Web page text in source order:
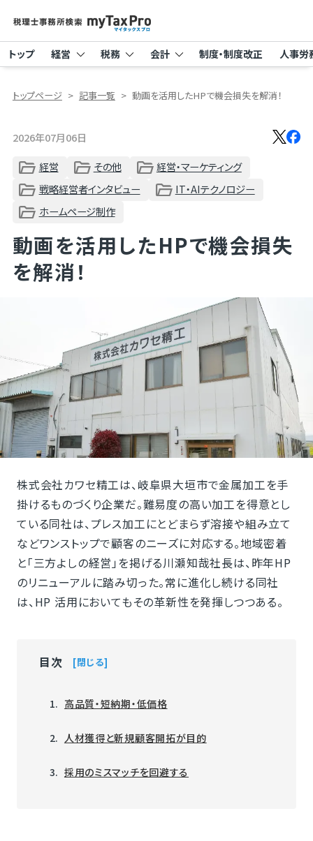
トップ 経営 税務 会計 制度・制度改正 人事労
トップページ 記事一覧 動画を活用したHPで機会損失を解消！
2026年07月06日
経営
その他
経営・マーケティング
戦略経営者インタビュー
IT・AIテクノロジー
ホームページ制作
動画を活用したHPで機会損失
を解消！
株式会社カワセ精工は、岐阜県大垣市で金属加工を手
掛けるものづくり企業だ。難易度の高い加工を得意とし
ている同社は、プレス加工にとどまらず溶接や組み立て
などワンストップで顧客のニーズに対応する。地域密着
と「三方よしの経営」を掲げる川瀬知哉社長は、昨年HP
のリニューアルに踏み切った。常に進化し続ける同社
は、HP 活用においてもその革新性を発揮しつつある。
目次 閉じる
高品質・短納期・低価格
人材獲得と新規顧客開拓が目的
採用のミスマッチを回避する